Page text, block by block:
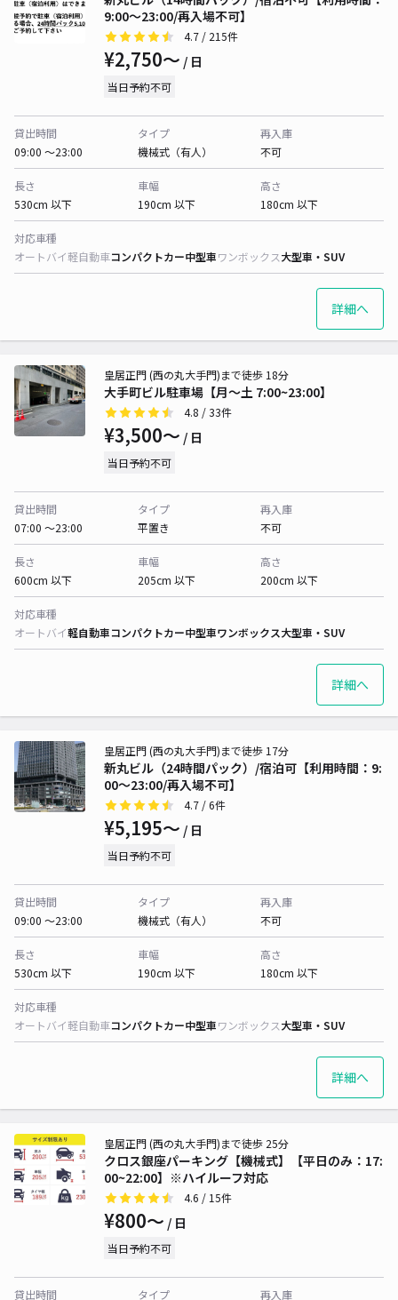
9:00～23:00/再入場不可】
4.7 / 215件
¥2,750〜 / 日
当日予約不可
貸出時間
09:00 〜23:00
タイプ
機械式（有人）
再入庫
不可
長さ
530cm 以下
車幅
190cm 以下
高さ
180cm 以下
対応車種
オートバイ軽自動車コンパクトカー中型車ワンボックス大型車・SUV
詳細へ
大手町ビル駐車場【月〜土 7:00~23:00】
皇居正門 (西の丸大手門)まで徒歩 18分
4.8 / 33件
¥3,500〜 / 日
当日予約不可
貸出時間
07:00 〜23:00
タイプ
平置き
再入庫
不可
長さ
600cm 以下
車幅
205cm 以下
高さ
200cm 以下
対応車種
オートバイ軽自動車コンパクトカー中型車ワンボックス大型車・SUV
詳細へ
新丸ビル（24時間パック）/宿泊可【利用時間：9:
00～23:00/再入場不可】
皇居正門 (西の丸大手門)まで徒歩 17分
4.7 / 6件
¥5,195〜 / 日
当日予約不可
貸出時間
09:00 〜23:00
タイプ
機械式（有人）
再入庫
不可
長さ
530cm 以下
車幅
190cm 以下
高さ
180cm 以下
対応車種
オートバイ軽自動車コンパクトカー中型車ワンボックス大型車・SUV
詳細へ
クロス銀座パーキング【機械式】【平日のみ：17:
00~22:00】※ハイルーフ対応
皇居正門 (西の丸大手門)まで徒歩 25分
4.6 / 15件
¥800〜 / 日
当日予約不可
貸出時間 タイプ 再入庫